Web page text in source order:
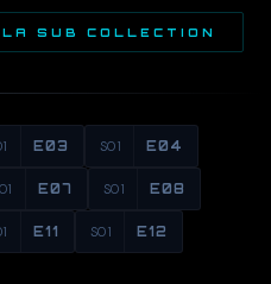
SUB COLLECTION
E03 S01 E04
E07 S01 E08
E11 S01 E12